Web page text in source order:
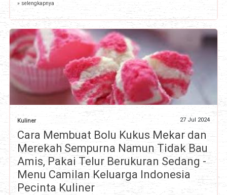
» selengkapnya
Kuliner 27 Jul 2024
Cara Membuat Bolu Kukus Mekar dan
Merekah Sempurna Namun Tidak Bau
Amis, Pakai Telur Berukuran Sedang -
Menu Camilan Keluarga Indonesia
Pecinta Kuliner